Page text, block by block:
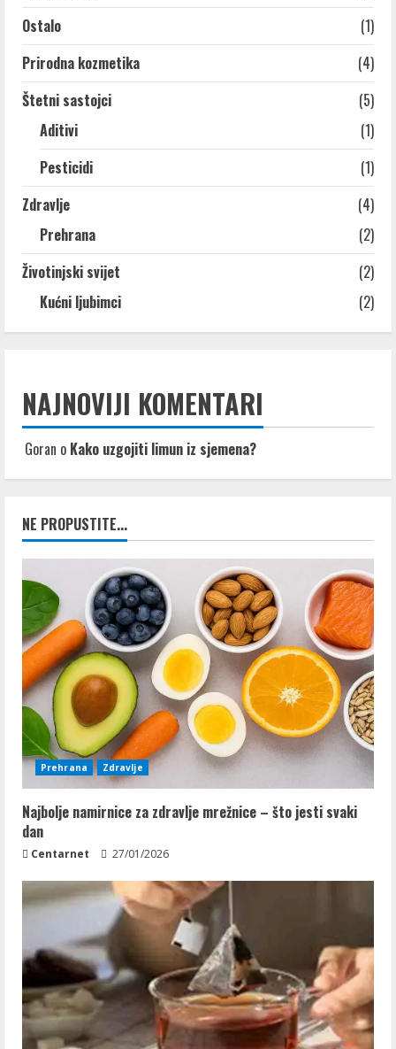
Ostalo
(1)
Prirodna kozmetika
(4)
Štetni sastojci
(5)
Aditivi
(1)
Pesticidi
(1)
Zdravlje
(4)
Prehrana
(2)
Životinjski svijet
(2)
Kućni ljubimci
(2)
NAJNOVIJI KOMENTARI
Goran o Kako uzgojiti limun iz sjemena?
NE PROPUSTITE...
Prehrana Zdravlje
Najbolje namirnice za zdravlje mrežnice – što jesti svaki
dan
Centarnet 27/01/2026